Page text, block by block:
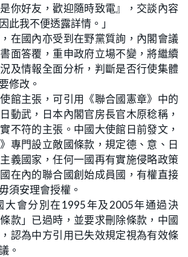
你好友，歡迎隨時致電』，交談內容
此我不便透露詳情。」
在國內亦受到在野黨質詢，內閣會議
面答覆，重申政府立場不變，將繼續
及情報全面分析，判斷是否行使集體
修改。
館主張，可引用《聯合國憲章》中的
動武，日本內閣官房長官木原稔稱，
不符的主張。中國大使館日前發文，
專門設立敵國條款，規定德、意、日
義國家，任何一國再有實施侵略政策
在內的聯合國創始成員國，有權直接
須安理會授權。
大會分別在1995年及2005年通過決
款」已過時，並要求刪除條款，中國
認為中方引用已失效規定視為有效條
。